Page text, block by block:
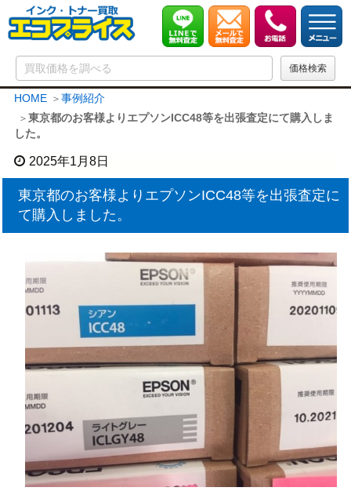
HOME
事例紹介
東京都のお客様よりエプソンICC48等を出張査定にて購入しま
した。
2025年1月8日
東京都のお客様よりエプソンICC48等を出張査定に
て購入しました。